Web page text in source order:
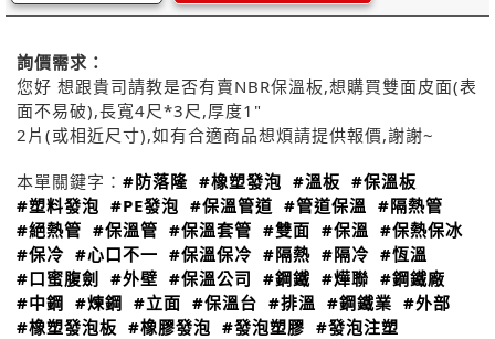
詢價需求：
您好 想跟貴司請教是否有賣NBR保溫板,想購買雙面皮面(表
面不易破),長寬4尺*3尺,厚度1"
2片(或相近尺寸),如有合適商品想煩請提供報價,謝謝~
本單關鍵字： #防落隆 #橡塑發泡 #溫板 #保溫板
#塑料發泡 #PE發泡 #保溫管道 #管道保溫 #隔熱管
#絕熱管 #保溫管 #保溫套管 #雙面 #保溫 #保熱保冰
#保冷 #心口不一 #保溫保冷 #隔熱 #隔冷 #恆溫
#口蜜腹劍
#外壁 #保溫公司 #鋼鐵 #燁聯 #鋼鐵廠
#中鋼 #煉鋼 #立面 #保溫台 #排溫 #鋼鐵業 #外部
#橡塑發泡板 #橡膠發泡 #發泡塑膠 #發泡注塑